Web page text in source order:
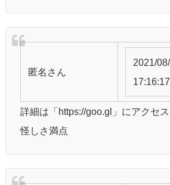
匿名 さん
2021/
17:16:17
詳細は「https://goo.gl」にアクセ
怪しさ満点